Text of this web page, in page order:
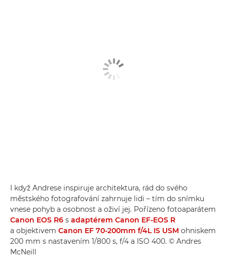
I když Andrese inspiruje architektura, rád do svého
městského fotografování zahrnuje lidi – tím do snímku
vnese pohyb a osobnost a oživí jej. Pořízeno fotoaparátem
Canon EOS R6 s adaptérem Canon EF-EOS R
a objektivem Canon EF 70-200mm f/4L IS USM ohniskem
200 mm s nastavením 1/800 s, f/4 a ISO 400. © Andres
McNeill